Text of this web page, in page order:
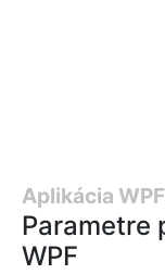
Aplikácia
Parametre
WPF